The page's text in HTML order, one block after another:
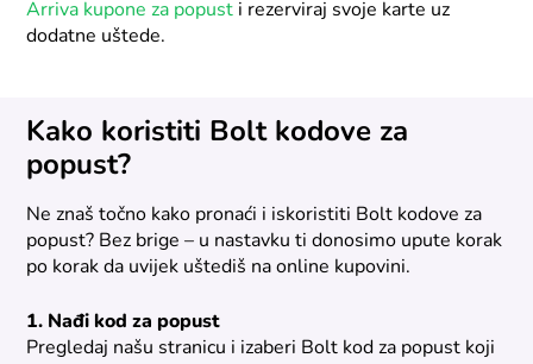
Arriva kupone za popust i rezerviraj svoje karte uz
dodatne uštede.
Kako koristiti Bolt kodove za
popust?
Ne znaš točno kako pronaći i iskoristiti Bolt kodove za
popust? Bez brige – u nastavku ti donosimo upute korak
po korak da uvijek uštediš na online kupovini.
1. Nađi kod za popust
Pregledaj našu stranicu i izaberi Bolt kod za popust koji